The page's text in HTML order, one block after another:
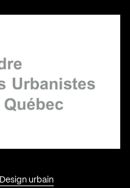
Design urbain